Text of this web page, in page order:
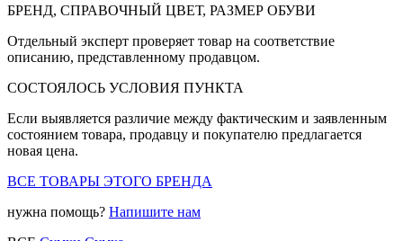
БРЕНД, СПРАВОЧНЫЙ ЦВЕТ, РАЗМЕР ОБУВИ
Отдельный эксперт проверяет товар на соответствие
описанию, представленному продавцом.
СОСТОЯЛОСЬ УСЛОВИЯ ПУНКТА
Если выявляется различие между фактическим и заявленным
состоянием товара, продавцу и покупателю предлагается
новая цена.
ВСЕ ТОВАРЫ ЭТОГО БРЕНДА
нужна помощь? Напишите нам